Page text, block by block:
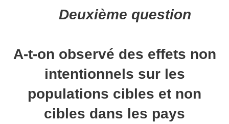
Deuxième question
A-t-on observé des effets non
intentionnels sur les
populations cibles et non
cibles dans les pays